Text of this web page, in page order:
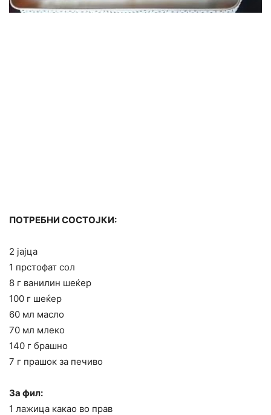
ПОТРЕБНИ СОСТОЈКИ:
2 јајца
1 прстофат сол
8 г ванилин шеќер
100 г шеќер
60 мл масло
70 мл млеко
140 г брашно
7 г прашок за печиво
За фил:
1 лажица какао во прав